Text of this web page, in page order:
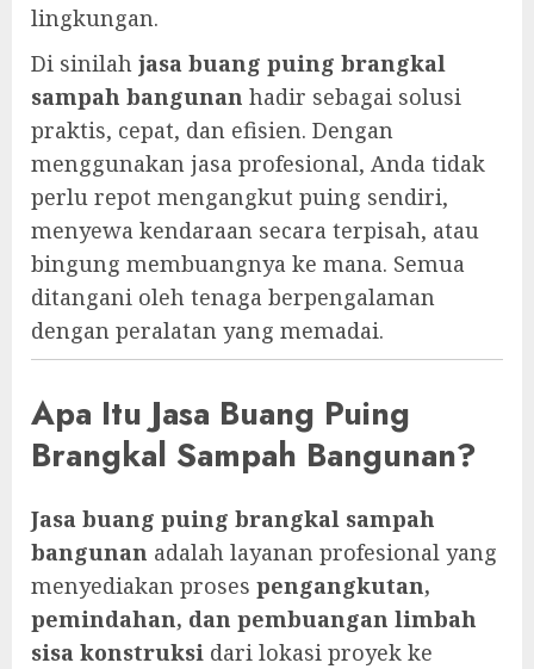
lingkungan.
Di sinilah jasa buang puing brangkal
sampah bangunan hadir sebagai solusi
praktis, cepat, dan efisien. Dengan
menggunakan jasa profesional, Anda tidak
perlu repot mengangkut puing sendiri,
menyewa kendaraan secara terpisah, atau
bingung membuangnya ke mana. Semua
ditangani oleh tenaga berpengalaman
dengan peralatan yang memadai.
Apa Itu Jasa Buang Puing
Brangkal Sampah Bangunan?
Jasa buang puing brangkal sampah
bangunan adalah layanan profesional yang
menyediakan proses pengangkutan,
pemindahan, dan pembuangan limbah
sisa konstruksi dari lokasi proyek ke